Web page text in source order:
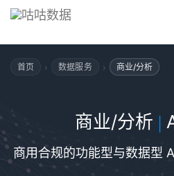
首页 › 数据服务 › 商业/分析
商业/分析 |
商用合规的功能型与数据型